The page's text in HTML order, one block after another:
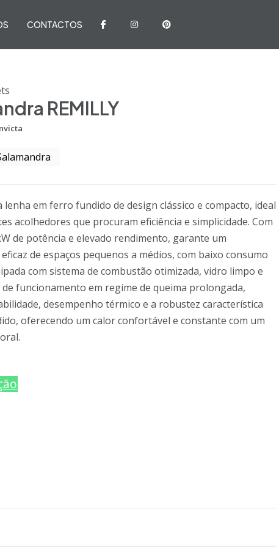
CONTACTOS
REMILLY
lenha em ferro fundido de design clássico e compacto, ideal
acolhedores que procuram eficiência e simplicidade. Com
de potência e elevado rendimento, garante um
de espaços pequenos a médios, com baixo consumo
com sistema de combustão otimizada, vidro limpo e
funcionamento em regime de queima prolongada,
desempenho térmico e a robustez característica
oferecendo um calor confortável e constante com um